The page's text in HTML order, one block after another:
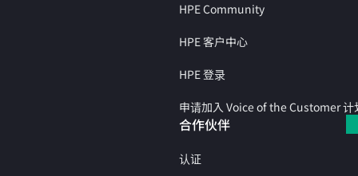
HPE Community
HPE 客户中心
HPE 登录
申请加入 Voice of the Customer 计
合作伙伴
认证